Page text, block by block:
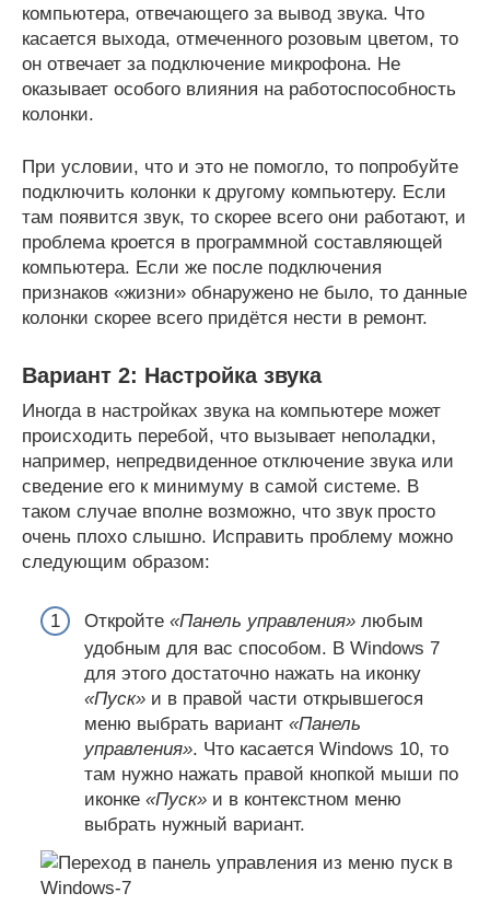
компьютера, отвечающего за вывод звука. Что
касается выхода, отмеченного розовым цветом, то
он отвечает за подключение микрофона. Не
оказывает особого влияния на работоспособность
колонки.
При условии, что и это не помогло, то попробуйте
подключить колонки к другому компьютеру. Если
там появится звук, то скорее всего они работают, и
проблема кроется в программной составляющей
компьютера. Если же после подключения
признаков «жизни» обнаружено не было, то данные
колонки скорее всего придётся нести в ремонт.
Вариант 2: Настройка звука
Иногда в настройках звука на компьютере может
происходить перебой, что вызывает неполадки,
например, непредвиденное отключение звука или
сведение его к минимуму в самой системе. В
таком случае вполне возможно, что звук просто
очень плохо слышно. Исправить проблему можно
следующим образом:
Откройте «Панель управления» любым
удобным для вас способом. В Windows 7
для этого достаточно нажать на иконку
«Пуск» и в правой части открывшегося
меню выбрать вариант «Панель
управления». Что касается Windows 10, то
там нужно нажать правой кнопкой мыши по
иконке «Пуск» и в контекстном меню
выбрать нужный вариант.